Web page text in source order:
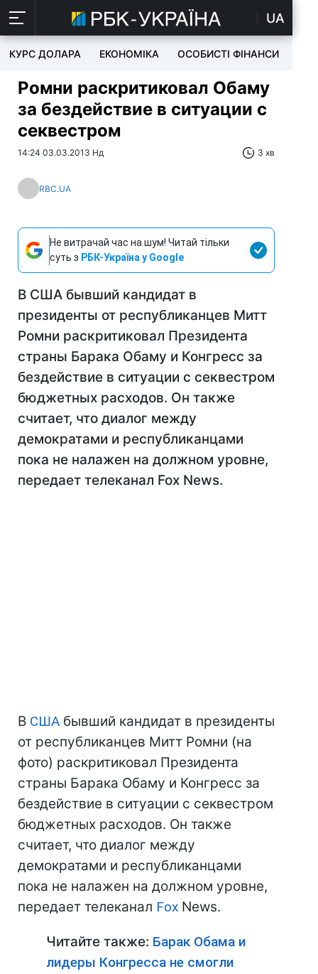
UA
КУРС ДОЛАРА ЕКОНОМІКА ОСОБИСТІ ФІНАНСИ
Ромни раскритиковал Обаму
за бездействие в ситуации с
секвестром
14:24 03.03.2013 Нд 3 хв
RBC.UA
Не витрачай час на шум! Читай тільки
суть з РБК-Україна у Google
В США бывший кандидат в
президенты от республиканцев Митт
Ромни раскритиковал Президента
страны Барака Обаму и Конгресс за
бездействие в ситуации с секвестром
бюджетных расходов. Он также
считает, что диалог между
демократами и республиканцами
пока не налажен на должном уровне,
передает телеканал Fox News.
В США бывший кандидат в президенты
от республиканцев Митт Ромни (на
фото) раскритиковал Президента
страны Барака Обаму и Конгресс за
бездействие в ситуации с секвестром
бюджетных расходов. Он также
считает, что диалог между
демократами и республиканцами
пока не налажен на должном уровне,
передает телеканал Fox News.
Читайте также: Барак Обама и
лидеры Конгресса не смогли